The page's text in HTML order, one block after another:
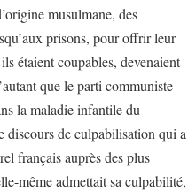
musulmane, des
prisons, pour offrir leur
étaient coupables, devenaient
que le parti communiste
la maladie infantile du
discours de culpabilisation qui a
français auprès des plus
même admettait sa culpabilité,